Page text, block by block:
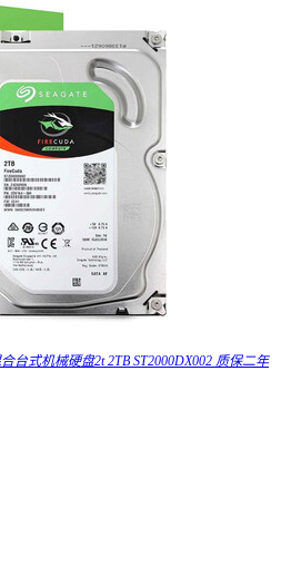
台式机械硬盘2t 2TB ST2000DX002 质保二年